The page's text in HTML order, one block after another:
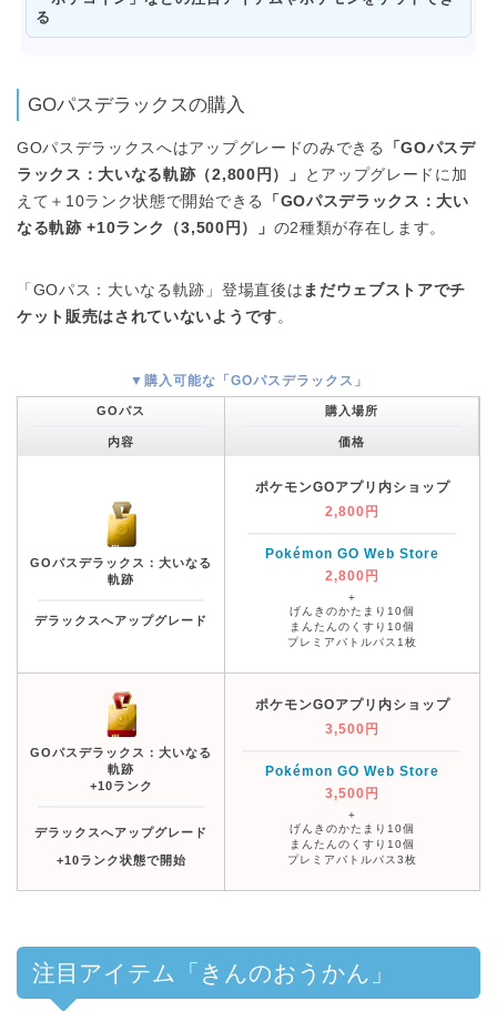
る
GOパスデラックスの購入
GOパスデラックスへはアップグレードのみできる
「GOパスデ
ラックス：大いなる軌跡（2,800円）」
とアップグレードに加
えて＋10ランク状態で開始できる
「GOパスデラックス：大い
なる軌跡 +10ランク（3,500円）」 の2種類が存在します。
「GOパス：大いなる軌跡」登場直後は まだウェブストアでチ
ケット販売はされていないようです 。
▼購入可能な「GOパスデラックス」
GOパス
内容
購入場所
価格
GOパスデラックス：大いなる
軌跡
デラックスへアップグレード
ポケモンGOアプリ内ショップ
2,800円
Pokémon GO Web Store
2,800円
+
げんきのかたまり10個
まんたんのくすり10個
プレミアバトルパス1枚
GOパスデラックス：大いなる
軌跡
+10ランク
デラックスへアップグレード
+10ランク状態で開始
ポケモンGOアプリ内ショップ
3,500円
Pokémon GO Web Store
3,500円
+
げんきのかたまり10個
まんたんのくすり10個
プレミアバトルパス3枚
注目アイテム「きんのおうかん」